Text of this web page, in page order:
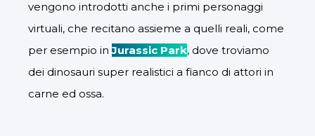
vengono introdotti anche i primi personaggi
virtuali, che recitano assieme a quelli reali, come
per esempio in Jurassic Park, dove troviamo
dei dinosauri super realistici a fianco di attori in
carne ed ossa.